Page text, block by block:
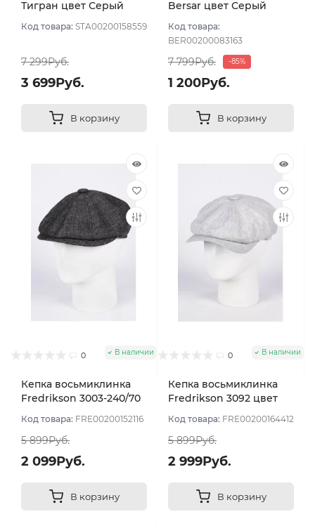
Тигран цвет Серый
Код товара: STA00200158559
7 299Руб.
3 699Руб.
В корзину
Bersar цвет Серый
Код товара:
BER00200083163
7 799Руб. -85%
1 200Руб.
В корзину
0 В наличии
Кепка восьмиклинка
Fredrikson 3003-240/70
Код товара: FRE00200152116
5 899Руб.
2 099Руб.
В корзину
0 В наличии
Кепка восьмиклинка
Fredrikson 3092 цвет
58
Код товара: FRE00200164412
5 899Руб.
2 999Руб.
В корзину